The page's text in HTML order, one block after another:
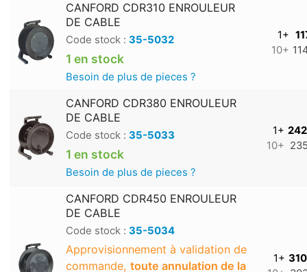
CANFORD CDR310 ENROULEUR
DE CABLE
Code stock : 35-5032
1 en stock
Besoin de plus de pieces ?
1+
10+
CANFORD CDR380 ENROULEUR
DE CABLE
Code stock : 35-5033
1 en stock
Besoin de plus de pieces ?
1+
10+
CANFORD CDR450 ENROULEUR
DE CABLE
Code stock : 35-5034
Approvisionnement à validation de
commande, toute annulation de la
1+